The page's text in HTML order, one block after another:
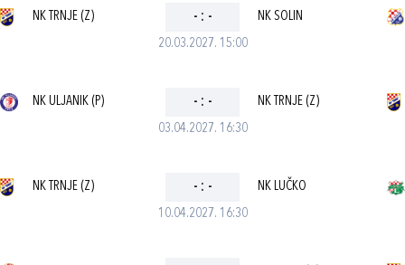
20.03.2027. 15:00
NK TRNJE (Z) - : - NK SOLIN
03.04.2027. 16:30
NK ULJANIK (P) - : - NK TRNJE (Z)
10.04.2027. 16:30
NK TRNJE (Z) - : - NK LUČKO